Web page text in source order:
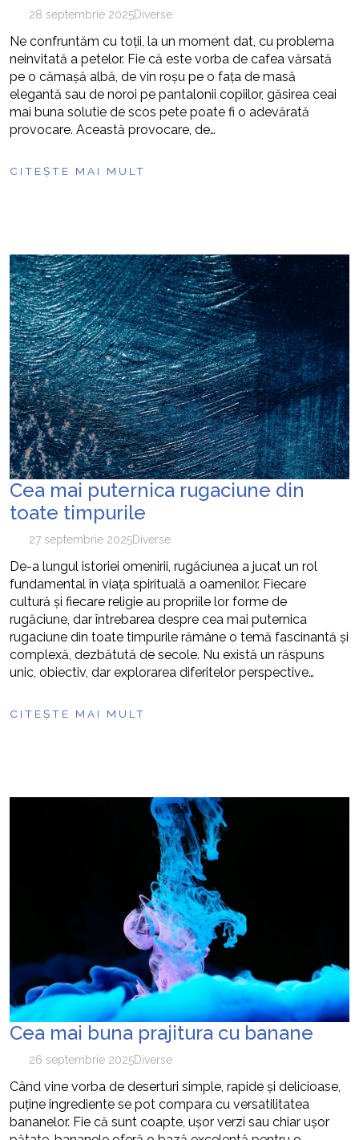
28 septembrie 2025Diverse
Ne confruntăm cu toții, la un moment dat, cu problema
neinvitată a petelor. Fie că este vorba de cafea vărsată
pe o cămașă albă, de vin roșu pe o fața de masă
elegantă sau de noroi pe pantalonii copiilor, găsirea ceai
mai buna solutie de scos pete poate fi o adevărată
provocare. Această provocare, de…
CITEȘTE MAI MULT
Cea mai puternica rugaciune din
toate timpurile
27 septembrie 2025Diverse
De-a lungul istoriei omenirii, rugăciunea a jucat un rol
fundamental în viața spirituală a oamenilor. Fiecare
cultură și fiecare religie au propriile lor forme de
rugăciune, dar întrebarea despre cea mai puternica
rugaciune din toate timpurile rămâne o temă fascinantă și
complexă, dezbătută de secole. Nu există un răspuns
unic, obiectiv, dar explorarea diferitelor perspective…
CITEȘTE MAI MULT
Cea mai buna prajitura cu banane
26 septembrie 2025Diverse
Când vine vorba de deserturi simple, rapide și delicioase,
puține ingrediente se pot compara cu versatilitatea
bananelor. Fie că sunt coapte, ușor verzi sau chiar ușor